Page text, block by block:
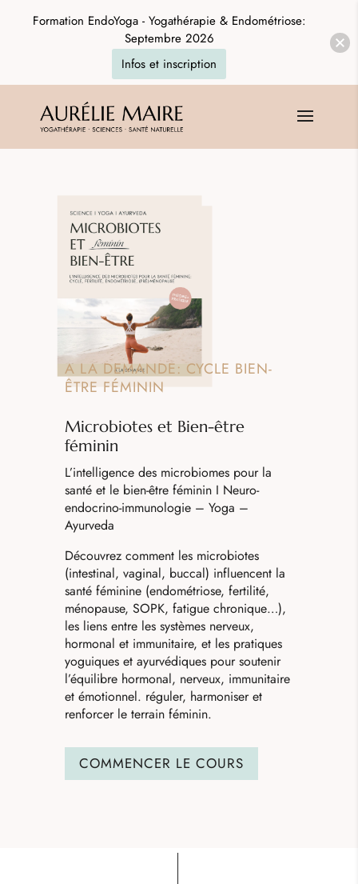
A LA DEMANDE: CYCLE BIEN-
ÊTRE FÉMININ
Microbiotes et Bien-être
féminin
L’intelligence des microbiomes pour la
santé et le bien-être féminin I Neuro-
endocrino-immunologie– Yoga –
Ayurveda
Découvrez comment les microbiotes
(intestinal, vaginal, buccal) influencent la
santé féminine (endométriose, fertilité,
ménopause, SOPK, fatigue chronique…),
les liens entre les systèmes nerveux,
hormonal et immunitaire, et les pratiques
yoguiques et ayurvédiques pour soutenir
l’équilibre hormonal, nerveux, immunitaire
et émotionnel. réguler, harmoniser et
renforcer le terrain féminin.
COMMENCER LE COURS
Formation EndoYoga - Yogathérapie & Endométriose:
Septembre 2026
Infos et inscription